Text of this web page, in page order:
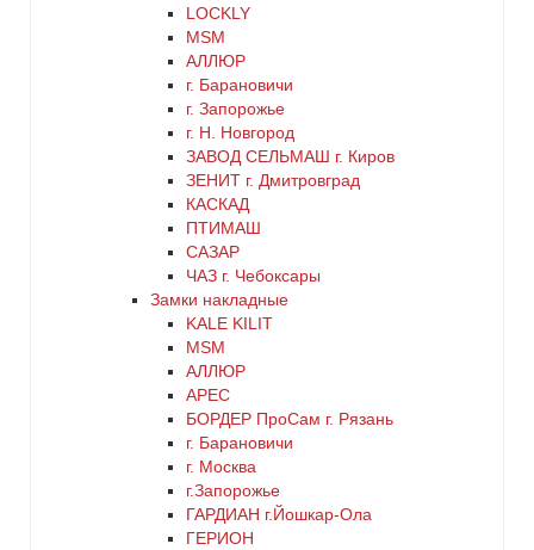
LOCKLY
MSM
АЛЛЮР
г. Барановичи
г. Запорожье
г. Н. Новгород
ЗАВОД СЕЛЬМАШ г. Киров
ЗЕНИТ г. Дмитровград
КАСКАД
ПТИМАШ
САЗАР
ЧАЗ г. Чебоксары
Замки накладные
KALE KILIT
MSM
АЛЛЮР
АРЕС
БОРДЕР ПроСам г. Рязань
г. Барановичи
г. Москва
г.Запорожье
ГАРДИАН г.Йошкар-Ола
ГЕРИОН